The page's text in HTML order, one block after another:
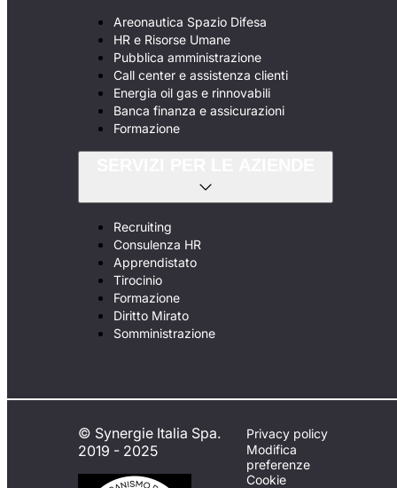
Areonautica Spazio Difesa
HR e Risorse Umane
Pubblica amministrazione
Call center e assistenza clienti
Energia oil gas e rinnovabili
Banca finanza e assicurazioni
Formazione
Recruiting
Consulenza HR
Apprendistato
Tirocinio
Formazione
Diritto Mirato
Somministrazione
© Synergie Italia Spa.
2019 - 2025
Privacy policy
Modifica
preferenze
Cookie